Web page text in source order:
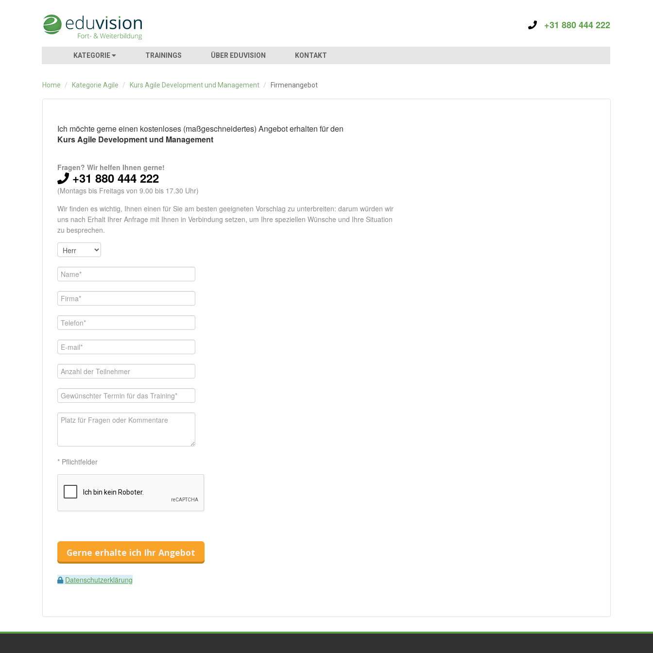
+31 880 444 222
KATEGORIE TRAININGS ÜBER EDUVISION KONTAKT
Home / Kategorie Agile / Kurs Agile Development und Management / Firmenangebot
Ich möchte gerne einen kostenloses (maßgeschneidertes) Angebot erhalten für den
Kurs Agile Development und Management
Fragen? Wir helfen Ihnen gerne!
+31 880 444 222
(Montags bis Freitags von 9.00 bis 17.30 Uhr)
Wir finden es wichtig, Ihnen einen für Sie am besten geeigneten Vorschlag zu unterbreiten: darum würden wir
uns nach Erhalt Ihrer Anfrage mit Ihnen in Verbindung setzen, um Ihre speziellen Wünsche und Ihre Situation
zu besprechen.
* Pflichtfelder
Gerne erhalte ich Ihr Angebot
Datenschutzerklärung